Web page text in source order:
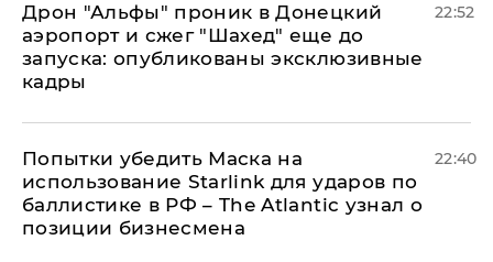
Дрон "Альфы" проник в Донецкий
аэропорт и сжег "Шахед" еще до
запуска: опубликованы эксклюзивные
кадры
22:52
Попытки убедить Маска на
использование Starlink для ударов по
баллистике в РФ – The Atlantic узнал о
позиции бизнесмена
22:40